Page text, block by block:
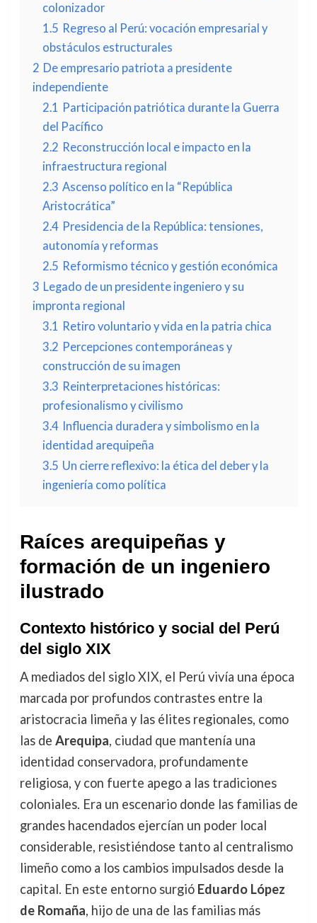
colonizador
1.5 Regreso al Perú: vocación empresarial y
obstáculos estructurales
2 De empresario patriota a presidente
independiente
2.1 Participación patriótica durante la Guerra
del Pacífico
2.2 Reconstrucción local e impacto en la
infraestructura regional
2.3 Ascenso político en la “República
Aristocrática”
2.4 Presidencia de la República: tensiones,
autonomía y reformas
2.5 Reformismo técnico y gestión económica
3 Legado de un presidente ingeniero y su
impronta regional
3.1 Retiro voluntario y vida en la patria chica
3.2 Percepciones contemporáneas y
construcción de su imagen
3.3 Reinterpretaciones históricas:
profesionalismo y civilismo
3.4 Influencia duradera y simbolismo en la
identidad arequipeña
3.5 Un cierre reflexivo: la ética del deber y la
ingeniería como política
Raíces arequipeñas y
formación de un ingeniero
ilustrado
Contexto histórico y social del Perú
del siglo XIX
A mediados del siglo XIX, el Perú vivía una época
marcada por profundos contrastes entre la
aristocracia limeña y las élites regionales, como
las de Arequipa, ciudad que mantenía una
identidad conservadora, profundamente
religiosa, y con fuerte apego a las tradiciones
coloniales. Era un escenario donde las familias de
grandes hacendados ejercían un poder local
considerable, resistiéndose tanto al centralismo
limeño como a los cambios impulsados desde la
capital. En este entorno surgió Eduardo López
de Romaña, hijo de una de las familias más